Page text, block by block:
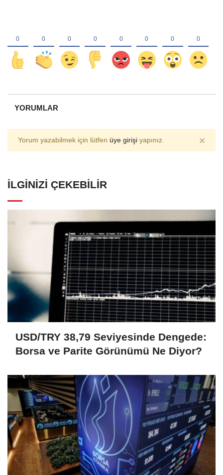
YORUMLAR
Yorum yazabilmek için lütfen üye girişi yapınız. ×
İLGINIZI ÇEKEBILIR
USD/TRY 38,79 Seviyesinde Dengede:
Borsa ve Parite Görünümü Ne Diyor?